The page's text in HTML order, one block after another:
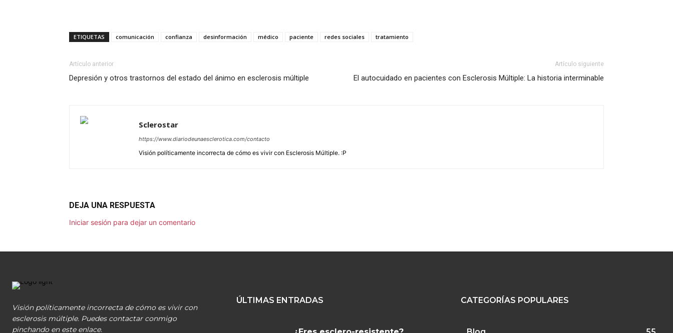
ETIQUETAS comunicación confianza desinformación médico paciente redes sociales tratamiento
Artículo anterior
Depresión y otros trastornos del estado del ánimo en esclerosis múltiple
Artículo siguiente
El autocuidado en pacientes con Esclerosis Múltiple: La historia interminable
Sclerostar
https://www.diariodeunaesclerotica.com/contacto
Visión políticamente incorrecta de cómo es vivir con Esclerosis Múltiple. :P
DEJA UNA RESPUESTA
Iniciar sesión para dejar un comentario
Visión políticamente incorrecta de cómo es vivir con
esclerosis múltiple. Puedes contactar conmigo
pinchando en este enlace.
ÚLTIMAS ENTRADAS CATEGORÍAS POPULARES